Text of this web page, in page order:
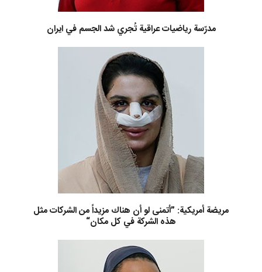
مدرّسة رياضيات عراقية تُجري شد الجسم في ايران
مريضة أمريكية: ”أتمنى لو أن هناك مزيداً من الشركات مثل
هذه الشركة في كل مكان“